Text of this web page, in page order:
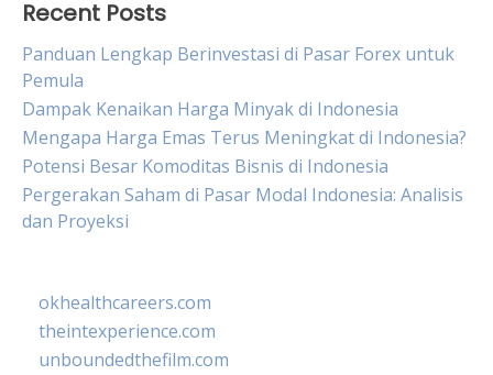
Recent Posts
Panduan Lengkap Berinvestasi di Pasar Forex untuk
Pemula
Dampak Kenaikan Harga Minyak di Indonesia
Mengapa Harga Emas Terus Meningkat di Indonesia?
Potensi Besar Komoditas Bisnis di Indonesia
Pergerakan Saham di Pasar Modal Indonesia: Analisis
dan Proyeksi
okhealthcareers.com
theintexperience.com
unboundedthefilm.com